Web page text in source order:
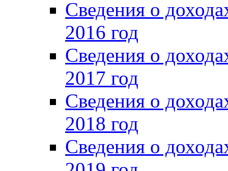
Сведения о
2016 год
Сведения о
2017 год
Сведения о
2018 год
Сведения о